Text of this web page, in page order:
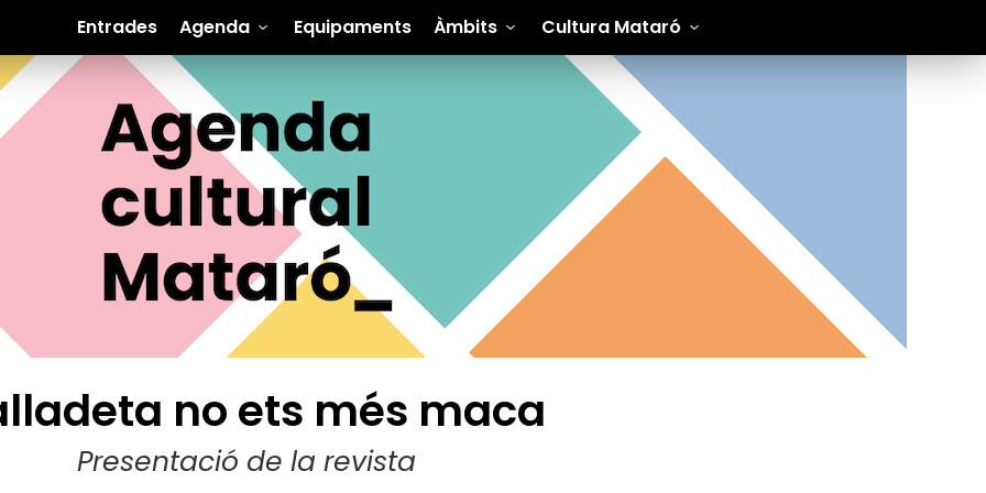
Entrades Agenda Equipaments Àmbits Cultura Mataró
no ets més maca
Presentació de la revista